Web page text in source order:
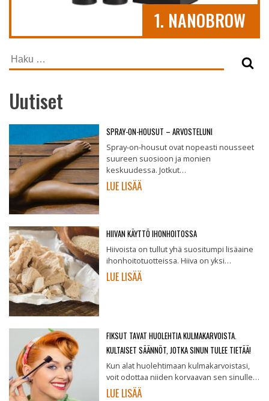
1. NANOBROW
Haku:
Uutiset
SPRAY-ON-HOUSUT – ARVOSTELUNI
Spray-on-housut ovat nopeasti nousseet
suureen suosioon ja monien
keskuudessa. Jotkut…
LUE LISÄÄ
HIIVAN KÄYTTÖ IHONHOITOSSA
Hiivoista on tullut yhä suositumpi lisäaine
ihonhoitotuotteissa. Hiiva on yksi…
LUE LISÄÄ
FIKSUT TAVAT HUOLEHTIA KULMAKARVOISTA.
KULTAISET SÄÄNNÖT, JOTKA SINUN TULEE TIETÄÄ!
Kun alat huolehtimaan kulmakarvoistasi,
voit odottaa niiden korvaavan sen sinulle…
LUE LISÄÄ